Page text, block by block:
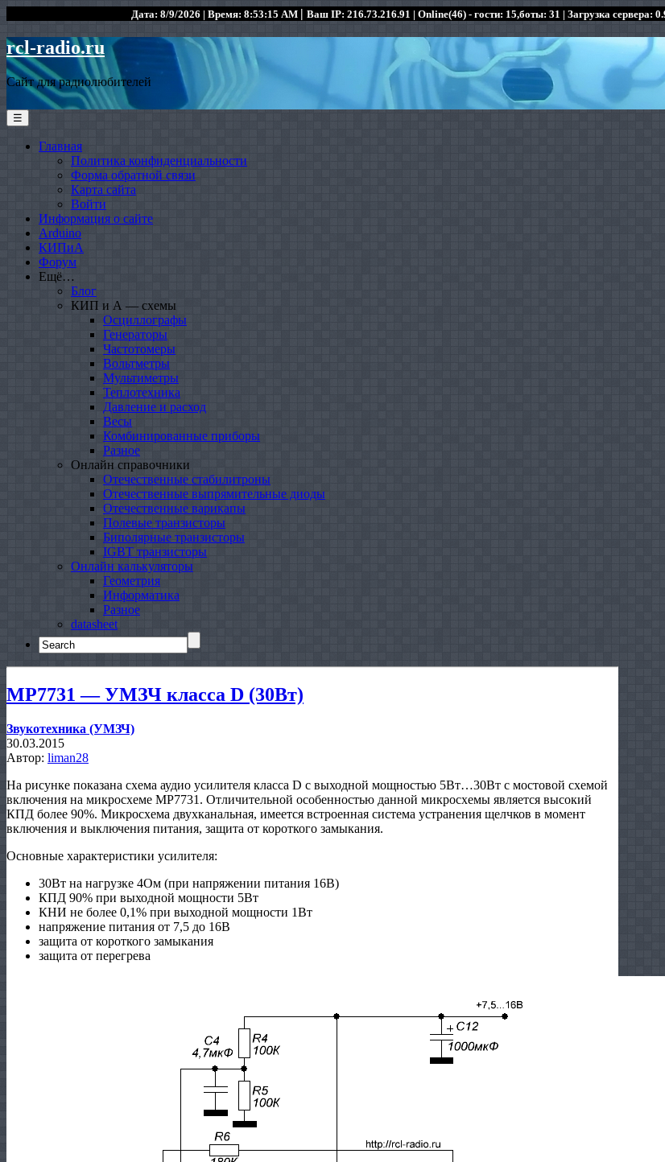
Дата: 8/9/2026 | Время: 8:53:15 AM | Ваш IP: 216.73.216.91 | Online(46) - гости: 15,боты: 31 | Загрузка сервера:
rcl-radio.ru
Сайт для радиолюбителей
☰
Главная
Политика конфиденциальности
Форма обратной связи
Карта сайта
Войти
Информация о сайте
Arduino
КИПиА
Форум
Ещё…
Блог
КИП и А — схемы
Осциллографы
Генераторы
Частотомеры
Вольтметры
Мультиметры
Теплотехника
Давление и расход
Весы
Комбинированные приборы
Разное
Онлайн справочники
Отечественные стабилитроны
Отечественные выпрямительные диоды
Отечественные варикапы
Полевые транзисторы
Биполярные транзисторы
IGBT транзисторы
Онлайн калькуляторы
Геометрия
Информатика
Разное
datasheet
Search
for:
MP7731 — УМЗЧ класса D (30Вт)
Звукотехника (УМЗЧ)
30.03.2015
Автор: liman28
На рисунке показана схема аудио усилителя класса D с выходной мощностью 5Вт…30Вт с мостовой схемой
включения на микросхеме MP7731. Отличительной особенностью данной микросхемы является высокий
КПД более 90%. Микросхема двухканальная, имеется встроенная система устранения щелчков в момент
включения и выключения питания, защита от короткого замыкания.
Основные характеристики усилителя:
30Вт на нагрузке 4Ом (при напряжении питания 16В)
КПД 90% при выходной мощности 5Вт
КНИ не более 0,1% при выходной мощности 1Вт
напряжение питания от 7,5 до 16В
защита от короткого замыкания
защита от перегрева